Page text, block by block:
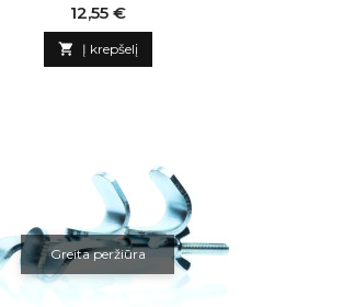
Kaina
12,55 €
 Į krepšelį
Greita peržiūra